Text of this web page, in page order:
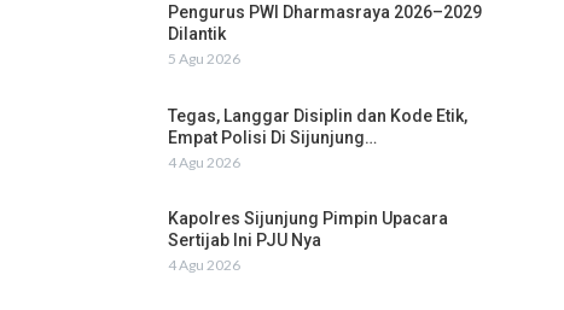
Pengurus PWI Dharmasraya 2026–2029
Dilantik
5 Agu 2026
Tegas, Langgar Disiplin dan Kode Etik,
Empat Polisi Di Sijunjung…
4 Agu 2026
Kapolres Sijunjung Pimpin Upacara
Sertijab Ini PJU Nya
4 Agu 2026